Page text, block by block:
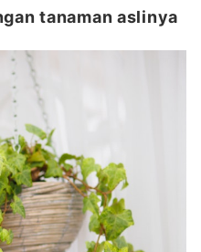
tanaman aslinya